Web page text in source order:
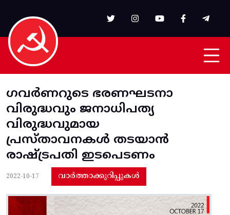
ഗവർണറുടെ ഭരണഘടനാ
വിരുദ്ധവും ജനാധിപത്യ
വിരുദ്ധവുമായ
പ്രസ്താവനകൾ തടയാൻ
രാഷ്ട്രപതി ഇടപെടണം
2022-10-17 വാർത്താക്കുറിപ്പുകൾ